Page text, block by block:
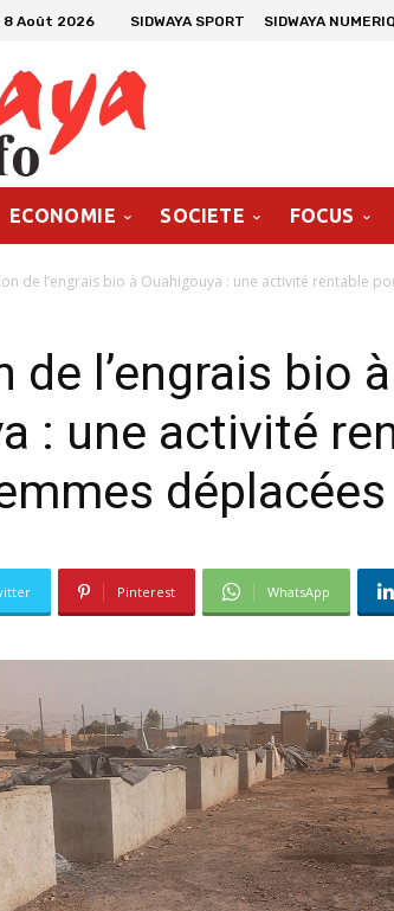
8 Août 2026 SIDWAYA SPORT SIDWAYA
ECONOMIE SOCIETE FOCUS
de l’engrais bio à Ouahigouya : une activité rentable
de l’engrais bio à
: une activité
déplacées
Pinterest WhatsApp